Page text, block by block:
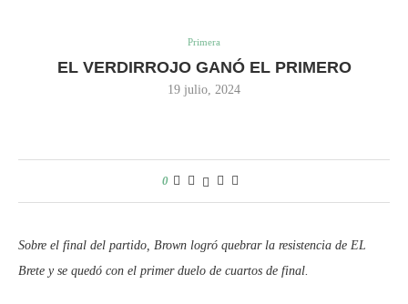
Primera
EL VERDIRROJO GANÓ EL PRIMERO
19 julio, 2024
0
Sobre el final del partido, Brown logró quebrar la resistencia de EL
Brete y se quedó con el primer duelo de cuartos de final.